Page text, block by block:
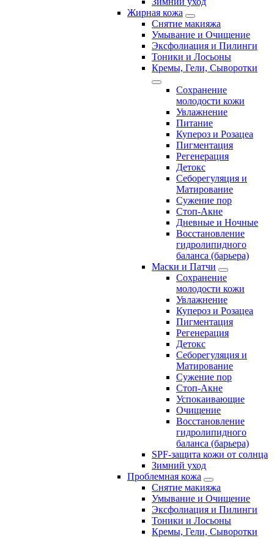
Жирная кожа
Снятие макияжа
Умывание и Очищение
Эксфолиация и Пилинги
Тоники и Лосьоны
Кремы, Гели, Сыворотки
Сохранение
молодости кожи
Увлажнение
Питание
Купероз и Розацеа
Пигментация
Регенерация
Детокс
Себорегуляция и
Матирование
Сужение пор
Стоп-Акне
Дневные и Ночные
Восстановление
гидролипидного
баланса (барьера)
Маски и Патчи
Сохранение
молодости кожи
Увлажнение
Купероз и Розацеа
Пигментация
Регенерация
Детокс
Себорегуляция и
Матирование
Сужение пор
Стоп-Акне
Успокаивающие
Очищение
Восстановление
гидролипидного
баланса (барьера)
SPF-защита кожи от солнца
Зимний уход
Проблемная кожа
Снятие макияжа
Умывание и Очищение
Эксфолиация и Пилинги
Тоники и Лосьоны
Кремы, Гели, Сыворотки